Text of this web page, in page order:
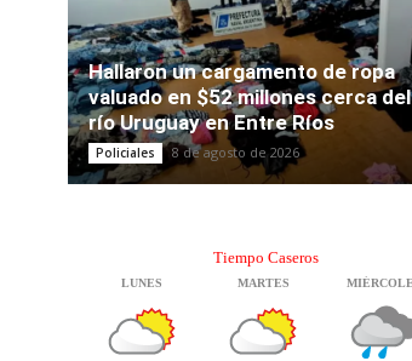
Hallaron un cargamento de ropa
valuado en $52 millones cerca del
río Uruguay en Entre Ríos
Policiales 8 de agosto de 2026